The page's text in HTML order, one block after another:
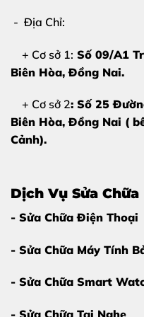
Giữa rất nhiều cửa hàng
Kỹ thuật viên hơn 10
tiêu chuẩn
Sử dụng kính chất
Giá cả minh bạch,
chỉ là sửa chữa, mà còn
Trang Mobile
- Địa Chỉ:
+ Cơ sở 1: Số 09/A1
Biên Hòa, Đồng Nai.
+ Cơ sở 2: Số 25
Biên Hòa, Đồng Nai (
Cảnh).
Dịch Vụ Sửa Chữa
- Sửa Chữa Điện Thoại
- Sửa Chữa Máy Tính
- Sửa Chữa Smart